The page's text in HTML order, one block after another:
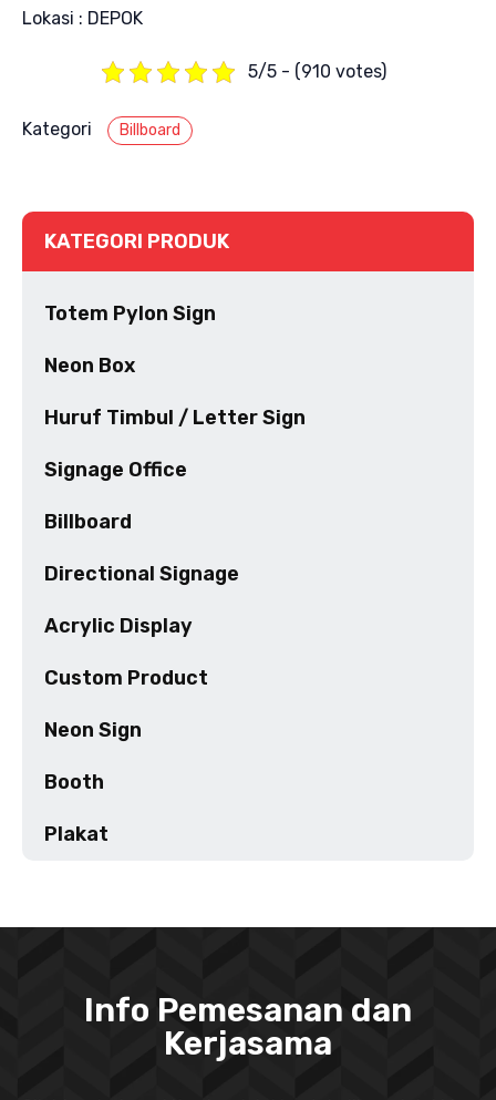
Lokasi : DEPOK
5/5 - (910 votes)
Kategori Billboard
KATEGORI PRODUK
Totem Pylon Sign
Neon Box
Huruf Timbul / Letter Sign
Signage Office
Billboard
Directional Signage
Acrylic Display
Custom Product
Neon Sign
Booth
Plakat
Info Pemesanan dan
Kerjasama